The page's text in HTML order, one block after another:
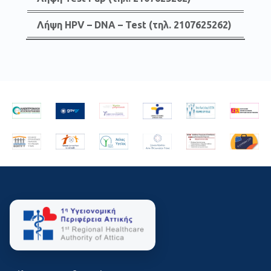
Λήψη HPV – DNA – Test (τηλ. 2107625262)